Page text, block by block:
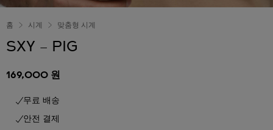
홈 시계 맞춤형 시계
SXY – PIG
169,000 원
무료 배송
안전 결제